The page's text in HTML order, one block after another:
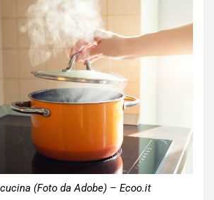
(Foto da Adobe) – Ecoo.it